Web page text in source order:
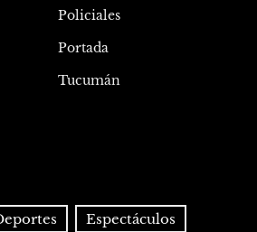
Policiales
Portada
Tucumán
Espectáculos